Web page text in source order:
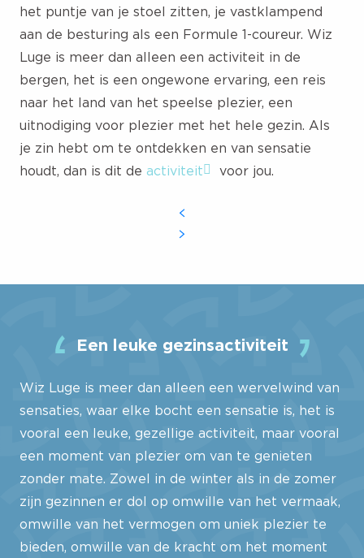
het puntje van je stoel zitten, je vastklampend
aan de besturing als een Formule 1-coureur. Wiz
Luge is meer dan alleen een activiteit in de
bergen, het is een ongewone ervaring, een reis
naar het land van het speelse plezier, een
uitnodiging voor plezier met het hele gezin. Als
je zin hebt om te ontdekken en van sensatie
houdt, dan is dit de activiteit voor jou.
Een leuke gezinsactiviteit
Wiz Luge is meer dan alleen een wervelwind van
sensaties, waar elke bocht een sensatie is, het is
vooral een leuke, gezellige activiteit, maar vooral
een moment van plezier om van te genieten
zonder mate. Zowel in de winter als in de zomer
zijn gezinnen er dol op omwille van het vermaak,
omwille van het vermogen om uniek plezier te
bieden, omwille van de kracht om het moment